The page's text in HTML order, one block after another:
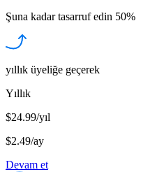
Şuna kadar tasarruf edin 50%
yıllık üyeliğe geçerek
Yıllık
$24.99/yıl
$2.49/ay
Devam et